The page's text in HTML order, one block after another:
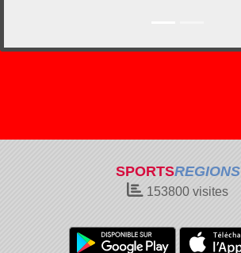
SPORTSREGIONS
153800 visites